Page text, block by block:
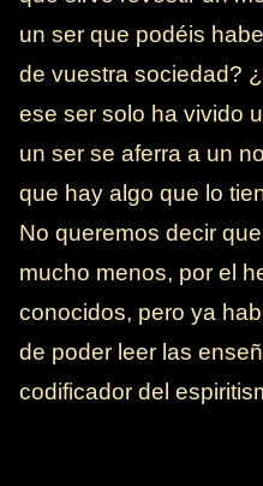
un ser que podéis
de vuestra sociedad?
ese ser solo ha vivido
un ser se aferra a un
que hay algo que lo
No queremos decir
mucho menos, por el
conocidos, pero ya
de poder leer las
codificador del